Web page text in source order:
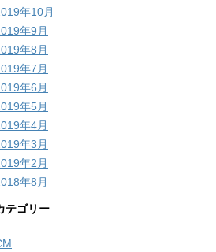
年10月
年9月
年8月
年7月
年6月
年5月
年4月
年3月
年2月
年8月
テゴリー